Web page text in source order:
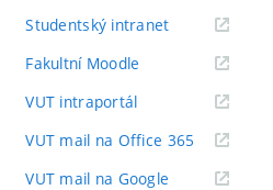
Studentský intranet(externí
Fakultní Moodle
VUT intraportál(externí
VUT mail na Office 365 (externí
VUT mail na Google (externí